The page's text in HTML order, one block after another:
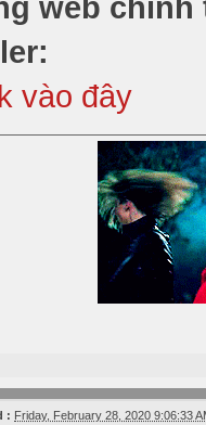
vào đây
: Friday, February 28, 2020 9:06:33